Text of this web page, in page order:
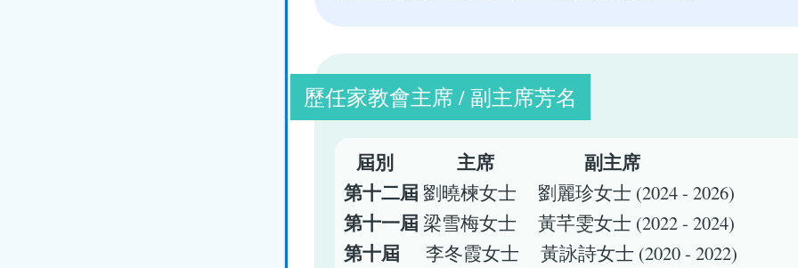
歷任家教會主席 / 副主席芳名
屆別 主席
副主席
第十二屆 劉曉楝女士 劉麗珍女士 (2024 - 2026)
第十一屆 梁雪梅女士 黃芊雯女士 (2022 - 2024)
第十屆 李冬霞女士 黃詠詩女士 (2020 - 2022)